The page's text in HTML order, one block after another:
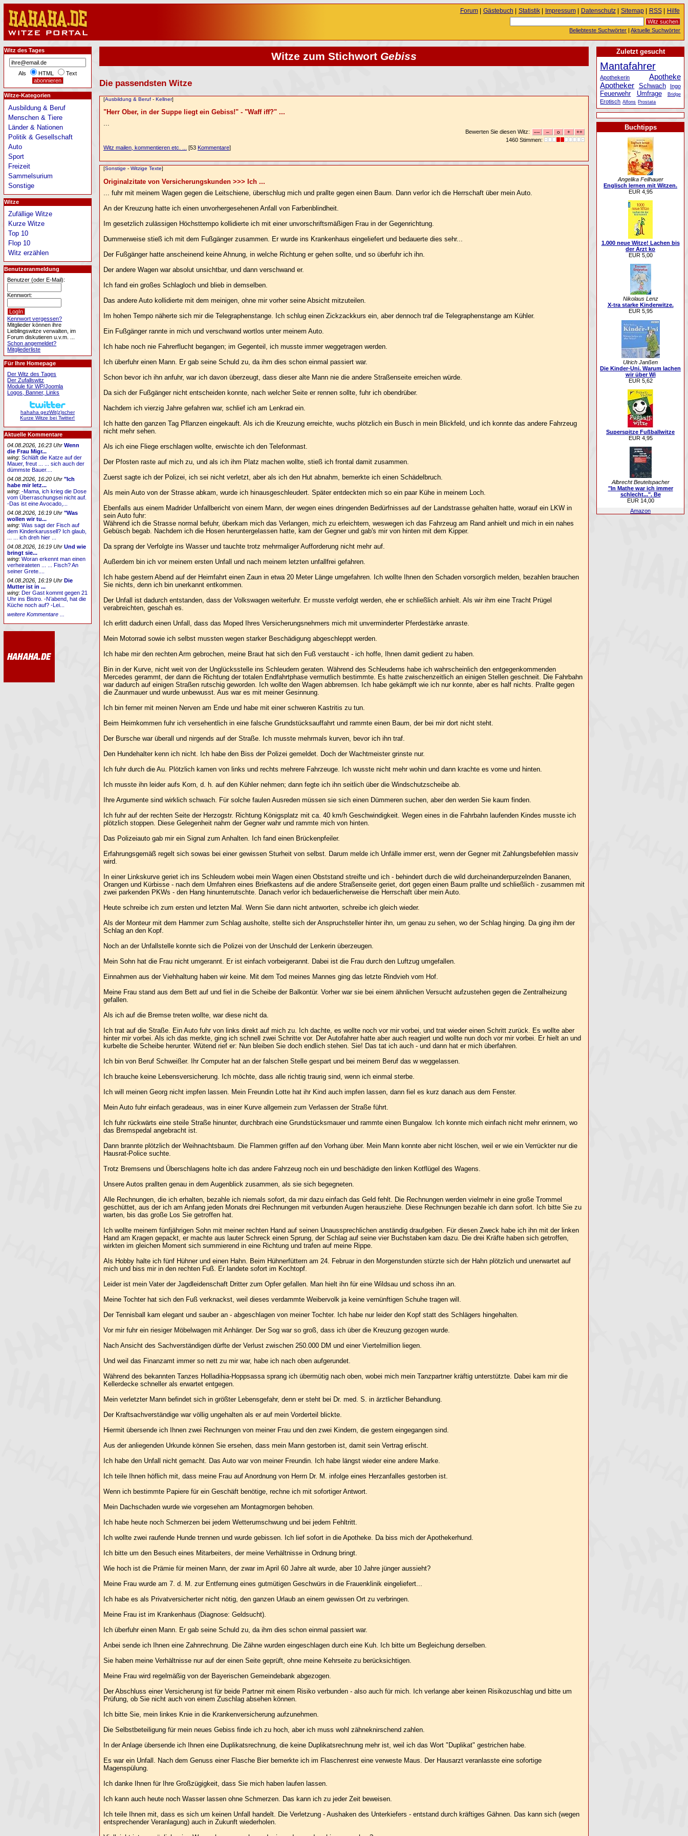
Witze zum Stichwort Gebiss
Die passendsten Witze
[Ausbildung & Beruf- Kellner]
"Herr Ober, in der Suppe liegt ein Gebiss!" - "Waff iff?" ...
...
Bewerten Sie diesen Witz:
1460 Stimmen:
Witz mailen, kommentieren etc. ...
[53 Kommentare]
[Sonstige - Witzige Texte]
Originalzitate von Versicherungskunden >>> Ich ...
... fuhr mit meinem Wagen gegen die Leitschiene, überschlug mich und prallte gegen einen Baum. Dann verlor ich die Herrschaft über mein Auto.
An der Kreuzung hatte ich einen unvorhergesehenen Anfall von Farbenblindheit.
Im gesetzlich zulässigen Höchsttempo kollidierte ich mit einer unvorschriftsmäßigen Frau in der Gegenrichtung.
Dummerweise stieß ich mit dem Fußgänger zusammen. Er wurde ins Krankenhaus eingeliefert und bedauerte dies sehr...
Der Fußgänger hatte anscheinend keine Ahnung, in welche Richtung er gehen sollte, und so überfuhr ich ihn.
Der andere Wagen war absolut unsichtbar, und dann verschwand er.
Ich fand ein großes Schlagloch und blieb in demselben.
Das andere Auto kollidierte mit dem meinigen, ohne mir vorher seine Absicht mitzuteilen.
Im hohen Tempo näherte sich mir die Telegraphenstange. Ich schlug einen Zickzackkurs ein, aber dennoch traf die Telegraphenstange am Kühler.
Ein Fußgänger rannte in mich und verschwand wortlos unter meinem Auto.
Ich habe noch nie Fahrerflucht begangen; im Gegenteil, ich musste immer weggetragen werden.
Ich überfuhr einen Mann. Er gab seine Schuld zu, da ihm dies schon einmal passiert war.
Schon bevor ich ihn anfuhr, war ich davon überzeugt, dass dieser alte Mann nie die andere Straßenseite erreichen würde.
Da sich der Fußgänger nicht entscheiden konnte, nach welcher Seite er rennen sollte, fuhr ich obendrüber.
Nachdem ich vierzig Jahre gefahren war, schlief ich am Lenkrad ein.
Ich hatte den ganzen Tag Pflanzen eingekauft. Als ich die Kreuzung erreichte, wuchs plötzlich ein Busch in mein Blickfeld, und ich konnte das andere Fahrzeug
nicht mehr sehen.
Als ich eine Fliege erschlagen wollte, erwischte ich den Telefonmast.
Der Pfosten raste auf mich zu, und als ich ihm Platz machen wollte, stieß ich frontal damit zusammen.
Zuerst sagte ich der Polizei, ich sei nicht verletzt, aber als ich den Hut abnahm, bemerkte ich einen Schädelbruch.
Als mein Auto von der Strasse abkam, wurde ich hinausgeschleudert. Später entdeckten mich so ein paar Kühe in meinem Loch.
Ebenfalls aus einem Madrider Unfallbericht von einem Mann, der wegen eines dringenden Bedürfnisses auf der Landstrasse gehalten hatte, worauf ein LKW in
sein Auto fuhr:
Während ich die Strasse normal befuhr, überkam mich das Verlangen, mich zu erleichtern, weswegen ich das Fahrzeug am Rand anhielt und mich in ein nahes
Gebüsch begab. Nachdem ich die Hosen heruntergelassen hatte, kam der Gegner und gab's mir von hinten mit dem Kipper.
Da sprang der Verfolgte ins Wasser und tauchte trotz mehrmaliger Aufforderung nicht mehr auf.
Außerdem bin ich vor meinem ersten Unfall und nach meinem letzten unfallfrei gefahren.
Ich habe gestern Abend auf der Heimfahrt einen Zaun in etwa 20 Meter Länge umgefahren. Ich wollte Ihnen den Schaden vorsorglich melden, bezahlen brauchen
Sie nichts, denn ich bin unerkannt entkommen.
Der Unfall ist dadurch entstanden, dass der Volkswagen weiterfuhr. Er musste verfolgt werden, ehe er schließlich anhielt. Als wir ihm eine Tracht Prügel
verabreichten, geschah es.
Ich erlitt dadurch einen Unfall, dass das Moped Ihres Versicherungsnehmers mich mit unverminderter Pferdestärke anraste.
Mein Motorrad sowie ich selbst mussten wegen starker Beschädigung abgeschleppt werden.
Ich habe mir den rechten Arm gebrochen, meine Braut hat sich den Fuß verstaucht - ich hoffe, Ihnen damit gedient zu haben.
Bin in der Kurve, nicht weit von der Unglücksstelle ins Schleudern geraten. Während des Schleuderns habe ich wahrscheinlich den entgegenkommenden
Mercedes gerammt, der dann die Richtung der totalen Endfahrtphase vermutlich bestimmte. Es hatte zwischenzeitlich an einigen Stellen geschneit. Die Fahrbahn
war dadurch auf einigen Straßen rutschig geworden. Ich wollte den Wagen abbremsen. Ich habe gekämpft wie ich nur konnte, aber es half nichts. Prallte gegen
die Zaunmauer und wurde unbewusst. Aus war es mit meiner Gesinnung.
Ich bin ferner mit meinen Nerven am Ende und habe mit einer schweren Kastritis zu tun.
Beim Heimkommen fuhr ich versehentlich in eine falsche Grundstücksauffahrt und rammte einen Baum, der bei mir dort nicht steht.
Der Bursche war überall und nirgends auf der Straße. Ich musste mehrmals kurven, bevor ich ihn traf.
Den Hundehalter kenn ich nicht. Ich habe den Biss der Polizei gemeldet. Doch der Wachtmeister grinste nur.
Ich fuhr durch die Au. Plötzlich kamen von links und rechts mehrere Fahrzeuge. Ich wusste nicht mehr wohin und dann krachte es vorne und hinten.
Ich musste ihn leider aufs Korn, d. h. auf den Kühler nehmen; dann fegte ich ihn seitlich über die Windschutzscheibe ab.
Ihre Argumente sind wirklich schwach. Für solche faulen Ausreden müssen sie sich einen Dümmeren suchen, aber den werden Sie kaum finden.
Ich fuhr auf der rechten Seite der Herzogstr. Richtung Königsplatz mit ca. 40 km/h Geschwindigkeit. Wegen eines in die Fahrbahn laufenden Kindes musste ich
plötzlich stoppen. Diese Gelegenheit nahm der Gegner wahr und rammte mich von hinten.
Das Polizeiauto gab mir ein Signal zum Anhalten. Ich fand einen Brückenpfeiler.
Erfahrungsgemäß regelt sich sowas bei einer gewissen Sturheit von selbst. Darum melde ich Unfälle immer erst, wenn der Gegner mit Zahlungsbefehlen massiv
wird.
In einer Linkskurve geriet ich ins Schleudern wobei mein Wagen einen Obststand streifte und ich - behindert durch die wild durcheinanderpurzelnden Bananen,
Orangen und Kürbisse - nach dem Umfahren eines Briefkastens auf die andere Straßenseite geriet, dort gegen einen Baum prallte und schließlich - zusammen mit
zwei parkenden PKWs - den Hang hinunterrutschte. Danach verlor ich bedauerlicherweise die Herrschaft über mein Auto.
Heute schreibe ich zum ersten und letzten Mal. Wenn Sie dann nicht antworten, schreibe ich gleich wieder.
Als der Monteur mit dem Hammer zum Schlag ausholte, stellte sich der Anspruchsteller hinter ihn, um genau zu sehen, wo der Schlag hinging. Da ging ihm der
Schlag an den Kopf.
Noch an der Unfallstelle konnte sich die Polizei von der Unschuld der Lenkerin überzeugen.
Mein Sohn hat die Frau nicht umgerannt. Er ist einfach vorbeigerannt. Dabei ist die Frau durch den Luftzug umgefallen.
Einnahmen aus der Viehhaltung haben wir keine. Mit dem Tod meines Mannes ging das letzte Rindvieh vom Hof.
Meine Frau stand aus dem Bett auf und fiel in die Scheibe der Balkontür. Vorher war sie bei einem ähnlichen Versucht aufzustehen gegen die Zentralheizung
gefallen.
Als ich auf die Bremse treten wollte, war diese nicht da.
Ich trat auf die Straße. Ein Auto fuhr von links direkt auf mich zu. Ich dachte, es wollte noch vor mir vorbei, und trat wieder einen Schritt zurück. Es wollte aber
hinter mir vorbei. Als ich das merkte, ging ich schnell zwei Schritte vor. Der Autofahrer hatte aber auch reagiert und wollte nun doch vor mir vorbei. Er hielt an und
kurbelte die Scheibe herunter. Wütend rief er: Nun bleiben Sie doch endlich stehen. Sie! Das tat ich auch - und dann hat er mich überfahren.
Ich bin von Beruf Schweißer. Ihr Computer hat an der falschen Stelle gespart und bei meinem Beruf das w weggelassen.
Ich brauche keine Lebensversicherung. Ich möchte, dass alle richtig traurig sind, wenn ich einmal sterbe.
Ich will meinen Georg nicht impfen lassen. Mein Freundin Lotte hat ihr Kind auch impfen lassen, dann fiel es kurz danach aus dem Fenster.
Mein Auto fuhr einfach geradeaus, was in einer Kurve allgemein zum Verlassen der Straße führt.
Ich fuhr rückwärts eine steile Straße hinunter, durchbrach eine Grundstücksmauer und rammte einen Bungalow. Ich konnte mich einfach nicht mehr erinnern, wo
das Bremspedal angebracht ist.
Dann brannte plötzlich der Weihnachtsbaum. Die Flammen griffen auf den Vorhang über. Mein Mann konnte aber nicht löschen, weil er wie ein Verrückter nur die
Hausrat-Police suchte.
Trotz Bremsens und Überschlagens holte ich das andere Fahrzeug noch ein und beschädigte den linken Kotflügel des Wagens.
Unsere Autos prallten genau in dem Augenblick zusammen, als sie sich begegneten.
Alle Rechnungen, die ich erhalten, bezahle ich niemals sofort, da mir dazu einfach das Geld fehlt. Die Rechnungen werden vielmehr in eine große Trommel
geschüttet, aus der ich am Anfang jeden Monats drei Rechnungen mit verbunden Augen herausziehe. Diese Rechnungen bezahle ich dann sofort. Ich bitte Sie zu
warten, bis das große Los Sie getroffen hat.
Ich wollte meinem fünfjährigen Sohn mit meiner rechten Hand auf seinen Unaussprechlichen anständig draufgeben. Für diesen Zweck habe ich ihn mit der linken
Hand am Kragen gepackt, er machte aus lauter Schreck einen Sprung, der Schlag auf seine vier Buchstaben kam dazu. Die drei Kräfte haben sich getroffen,
wirkten im gleichen Moment sich summierend in eine Richtung und trafen auf meine Rippe.
Als Hobby halte ich fünf Hühner und einen Hahn. Beim Hühnerfüttern am 24. Februar in den Morgenstunden stürzte sich der Hahn plötzlich und unerwartet auf
mich und biss mir in den rechten Fuß. Er landete sofort im Kochtopf.
Leider ist mein Vater der Jagdleidenschaft Dritter zum Opfer gefallen. Man hielt ihn für eine Wildsau und schoss ihn an.
Meine Tochter hat sich den Fuß verknackst, weil dieses verdammte Weibervolk ja keine vernünftigen Schuhe tragen will.
Der Tennisball kam elegant und sauber an - abgeschlagen von meiner Tochter. Ich habe nur leider den Kopf statt des Schlägers hingehalten.
Vor mir fuhr ein riesiger Möbelwagen mit Anhänger. Der Sog war so groß, dass ich über die Kreuzung gezogen wurde.
Nach Ansicht des Sachverständigen dürfte der Verlust zwischen 250.000 DM und einer Viertelmillion liegen.
Und weil das Finanzamt immer so nett zu mir war, habe ich nach oben aufgerundet.
Während des bekannten Tanzes Holladihia-Hoppsassa sprang ich übermütig nach oben, wobei mich mein Tanzpartner kräftig unterstützte. Dabei kam mir die
Kellerdecke schneller als erwartet entgegen.
Mein verletzter Mann befindet sich in größter Lebensgefahr, denn er steht bei Dr. med. S. in ärztlicher Behandlung.
Der Kraftsachverständige war völlig ungehalten als er auf mein Vorderteil blickte.
Hiermit übersende ich Ihnen zwei Rechnungen von meiner Frau und den zwei Kindern, die gestern eingegangen sind.
Aus der anliegenden Urkunde können Sie ersehen, dass mein Mann gestorben ist, damit sein Vertrag erlischt.
Ich habe den Unfall nicht gemacht. Das Auto war von meiner Freundin. Ich habe längst wieder eine andere Marke.
Ich teile Ihnen höflich mit, dass meine Frau auf Anordnung von Herrn Dr. M. infolge eines Herzanfalles gestorben ist.
Wenn ich bestimmte Papiere für ein Geschäft benötige, rechne ich mit sofortiger Antwort.
Mein Dachschaden wurde wie vorgesehen am Montagmorgen behoben.
Ich habe heute noch Schmerzen bei jedem Wetterumschwung und bei jedem Fehltritt.
Ich wollte zwei raufende Hunde trennen und wurde gebissen. Ich lief sofort in die Apotheke. Da biss mich der Apothekerhund.
Ich bitte um den Besuch eines Mitarbeiters, der meine Verhältnisse in Ordnung bringt.
Wie hoch ist die Prämie für meinen Mann, der zwar im April 60 Jahre alt wurde, aber 10 Jahre jünger aussieht?
Meine Frau wurde am 7. d. M. zur Entfernung eines gutmütigen Geschwürs in die Frauenklinik eingeliefert...
Ich habe es als Privatversicherter nicht nötig, den ganzen Urlaub an einem gewissen Ort zu verbringen.
Meine Frau ist im Krankenhaus (Diagnose: Geldsucht).
Ich überfuhr einen Mann. Er gab seine Schuld zu, da ihm dies schon einmal passiert war.
Anbei sende ich Ihnen eine Zahnrechnung. Die Zähne wurden eingeschlagen durch eine Kuh. Ich bitte um Begleichung derselben.
Sie haben meine Verhältnisse nur auf der einen Seite geprüft, ohne meine Kehrseite zu berücksichtigen.
Meine Frau wird regelmäßig von der Bayerischen Gemeindebank abgezogen.
Der Abschluss einer Versicherung ist für beide Partner mit einem Risiko verbunden - also auch für mich. Ich verlange aber keinen Risikozuschlag und bitte um
Prüfung, ob Sie nicht auch von einem Zuschlag absehen können.
Ich bitte Sie, mein linkes Knie in die Krankenversicherung aufzunehmen.
Die Selbstbeteiligung für mein neues Gebiss finde ich zu hoch, aber ich muss wohl zähneknirschend zahlen.
In der Anlage übersende ich Ihnen eine Duplikatsrechnung, die keine Duplikatsrechnung mehr ist, weil ich das Wort "Duplikat" gestrichen habe.
Es war ein Unfall. Nach dem Genuss einer Flasche Bier bemerkte ich im Flaschenrest eine verweste Maus. Der Hausarzt veranlasste eine sofortige
Magenspülung.
Ich danke Ihnen für Ihre Großzügigkeit, dass Sie mich haben laufen lassen.
Ich kann auch heute noch Wasser lassen ohne Schmerzen. Das kann ich zu jeder Zeit beweisen.
Ich teile Ihnen mit, dass es sich um keinen Unfall handelt. Die Verletzung - Aushaken des Unterkiefers - entstand durch kräftiges Gähnen. Das kann sich (wegen
entsprechender Veranlagung) auch in Zukunft wiederholen.
Witz des Tages
Als HTML Text
Witze-Kategorien
Ausbildung & Beruf
Menschen & Tiere
Länder & Nationen
Politik & Gesellschaft
Auto
Sport
Freizeit
Sammelsurium
Sonstige
Witze
Zufällige Witze
Kurze Witze
Top 10
Flop 10
Witz erzählen
Benutzeranmeldung
Benutzer (oder E-Mail):
Kennwort:
Kennwort vergessen?
Mitglieder können ihre
Lieblingswitze verwalten, im
Forum diskutieren u.v.m. ...
Schon angemeldet?
Mitgliederliste
Für Ihre Homepage
Der Witz des Tages
Der Zufallswitz
Module für WP/Joomla
Logos, Banner, Links
hahaha gezWit(z)scher
Kurze Witze bei Twitter!
Aktuelle Kommentare
04.08.2026, 16:23 Uhr Wenn
die Frau Migr...
wing:Schläft die Katze auf der
Mauer, freut ... ... sich auch der
dümmste Bauer....
04.08.2026, 16:20 Uhr "Ich
habe mir letz...
wing:-Mama, ich krieg die Dose
vom Überraschungsei nicht auf.
-Das ist eine Avocado,...
04.08.2026, 16:19 Uhr "Was
wollen wir tu...
wing:Was sagt der Fisch auf
dem Kinderkarussell? Ich glaub,
... ... ich dreh hier ...
04.08.2026, 16:19 Uhr Und wie
bringt sie...
wing:Woran erkennt man einen
verheirateten ... ... Fisch? An
seiner Grete....
04.08.2026, 16:19 Uhr Die
Mutter ist in ...
wing:Der Gast kommt gegen 21
Uhr ins Bistro. -N’abend, hat die
Küche noch auf? -Lei...
weitere Kommentare ...
Forum| Gästebuch | Statistik| Impressum| Datenschutz| Sitemap| RSS| Hilfe
Beliebteste Suchwörter |Aktuelle Suchwörter
Zuletzt gesucht
Mantafahrer
Apothekerin
Apotheke
Apotheker Schwach Ingo
Feuerwehr Umfrage Bridge
Erotisch Alfons Prostata
Buchtipps
Angelika Feilhauer
Englisch lernen mit Witzen.
EUR 4,95
1.000 neue Witze! Lachen bis
der Arzt ko
EUR 5,00
Nikolaus Lenz
X-tra starke Kinderwitze.
EUR 5,95
Ulrich Janßen
Die Kinder-Uni. Warum lachen
wir über Wi
EUR 5,62
Superspitze Fußballwitze
EUR 4,95
Albrecht Beutelspacher
"In Mathe war ich immer
schlecht...". Be
EUR 14,00
Amazon